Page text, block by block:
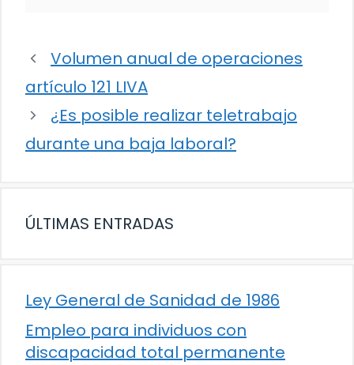
Volumen anual de operaciones
artículo 121 LIVA
¿Es posible realizar teletrabajo
durante una baja laboral?
ÚLTIMAS ENTRADAS
Ley General de Sanidad de 1986
Empleo para individuos con
discapacidad total permanente